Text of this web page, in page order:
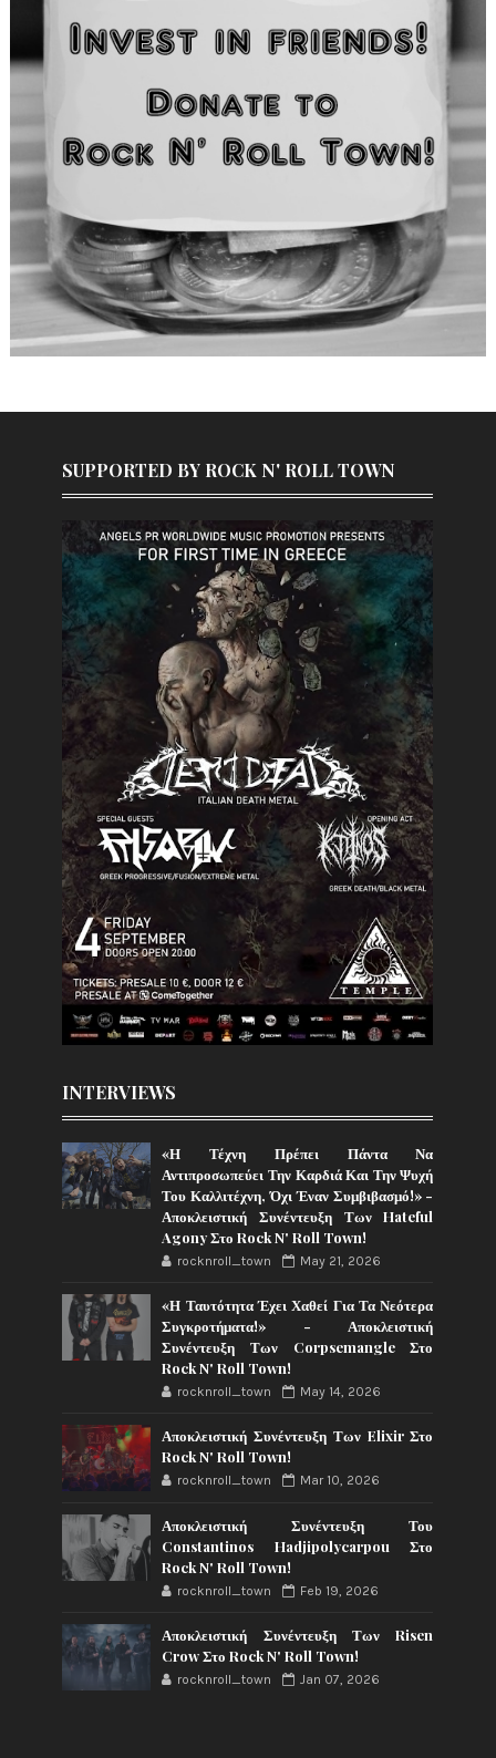
SUPPORTED BY ROCK N' ROLL TOWN
INTERVIEWS
«Η Τέχνη Πρέπει Πάντα Να
Αντιπροσωπεύει Την Καρδιά Και Την Ψυχή
Του Καλλιτέχνη, Όχι Έναν Συμβιβασμό!» -
Αποκλειστική Συνέντευξη Των Hateful
Agony Στο Rock N' Roll Town!
rocknroll_town May 21, 2026
«Η Ταυτότητα Έχει Χαθεί Για Τα Νεότερα
Συγκροτήματα!» - Αποκλειστική
Συνέντευξη Των Corpsemangle Στο
Rock N' Roll Town!
rocknroll_town May 14, 2026
Αποκλειστική Συνέντευξη Των Elixir Στο
Rock N' Roll Town!
rocknroll_town Mar 10, 2026
Αποκλειστική Συνέντευξη Του
Constantinos Hadjipolycarpou Στο
Rock N' Roll Town!
rocknroll_town Feb 19, 2026
Αποκλειστική Συνέντευξη Των Risen
Crow Στο Rock N' Roll Town!
rocknroll_town Jan 07, 2026